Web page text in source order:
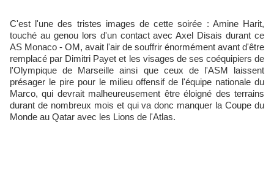
C'est l'une des tristes images de cette soirée : Amine Harit,
touché au genou lors d'un contact avec Axel Disais durant ce
AS Monaco - OM, avait l'air de souffrir énormément avant d'être
remplacé par Dimitri Payet et les visages de ses coéquipiers de
l'Olympique de Marseille ainsi que ceux de l'ASM laissent
présager le pire pour le milieu offensif de l'équipe nationale du
Marco, qui devrait malheureusement être éloigné des terrains
durant de nombreux mois et qui va donc manquer la Coupe du
Monde au Qatar avec les Lions de l'Atlas.